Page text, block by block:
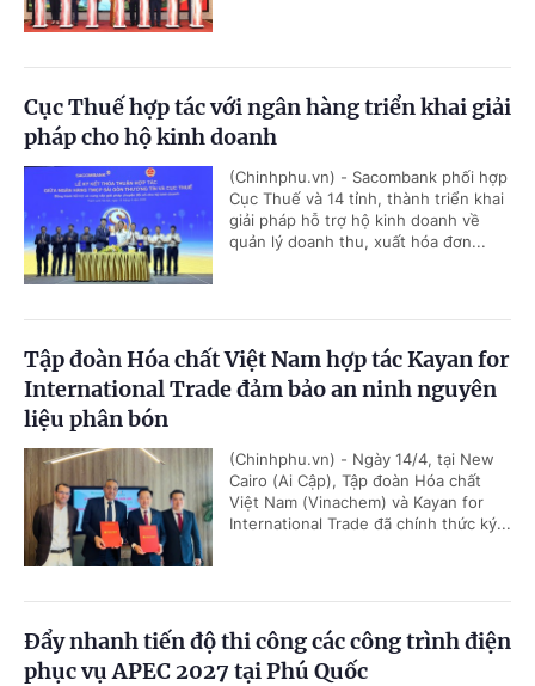
Cục Thuế hợp tác với ngân hàng triển khai giải
pháp cho hộ kinh doanh
(Chinhphu.vn) - Sacombank phối hợp
Cục Thuế và 14 tỉnh, thành triển khai
giải pháp hỗ trợ hộ kinh doanh về
quản lý doanh thu, xuất hóa đơn...
Tập đoàn Hóa chất Việt Nam hợp tác Kayan for
International Trade đảm bảo an ninh nguyên
liệu phân bón
(Chinhphu.vn) - Ngày 14/4, tại New
Cairo (Ai Cập), Tập đoàn Hóa chất
Việt Nam (Vinachem) và Kayan for
International Trade đã chính thức ký...
Đẩy nhanh tiến độ thi công các công trình điện
phục vụ APEC 2027 tại Phú Quốc